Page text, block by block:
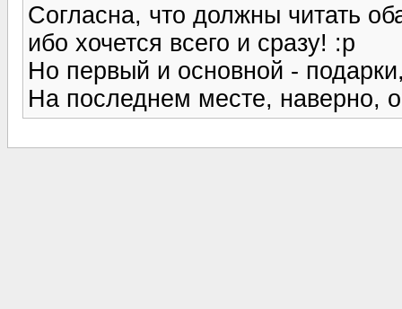
Согласна, что должны читать
ибо хочется всего и сразу! :p
Но первый и основной -
На последнем месте, наверно,